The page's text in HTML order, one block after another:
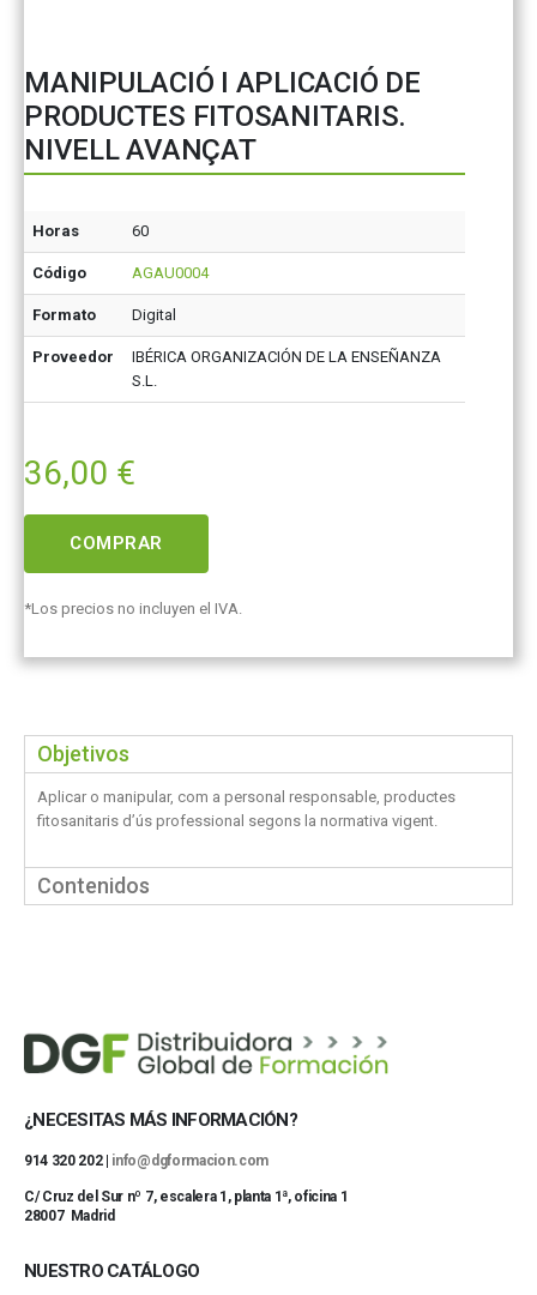
MANIPULACIÓ I APLICACIÓ DE
PRODUCTES FITOSANITARIS.
NIVELL AVANÇAT
Horas 60
Código AGAU0004
Formato Digital
Proveedor
IBÉRICA ORGANIZACIÓN DE LA ENSEÑANZA
S.L.
36,00 €
COMPRAR
*Los precios no incluyen el IVA.
Objetivos
Aplicar o manipular, com a personal responsable, productes
fitosanitaris d’ús professional segons la normativa vigent.
Contenidos
¿NECESITAS MÁS INFORMACIÓN?
914 320 202 | info@dgformacion.com
C/ Cruz del Sur nº 7, escalera 1, planta 1ª, oficina 1
28007 Madrid
NUESTRO CATÁLOGO